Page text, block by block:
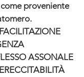
proveniente
ASSONALE